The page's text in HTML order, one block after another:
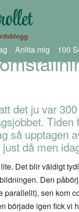
Anlita mig 100
det ju var
så upptagen
då men
Det blir väldigt
Den
parallellt), sen kom
började igen fick vi